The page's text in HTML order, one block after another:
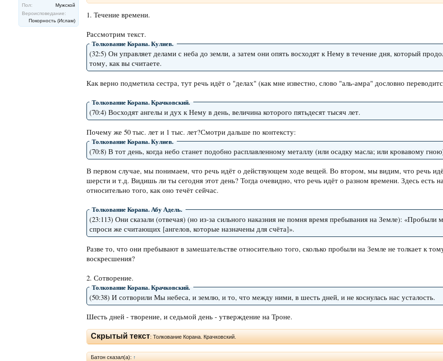
Пол:
Мужской
Вероисповедание:
Покорность (Ислам)
1. Течение времени.
Рассмотрим текст.
Толкование Корана. Кулиев.
(32:5) Он управляет делами с неба до земли, а затем они опять восходят к Нему в течение дня, который
тому, как вы считаете.
Как верно подметила сестра, тут речь идёт о "делах" (как мне известно, слово "аль-амра" дословно
Толкование Корана. Крачковский.
(70:4) Восходят ангелы и дух к Нему в день, величина которого пятьдесят тысяч лет.
Почему же 50 тыс. лет и 1 тыс. лет?Смотри дальше по контексту:
Толкование Корана. Кулиев.
(70:8) В тот день, когда небо станет подобно расплавленному металлу (или осадку масла; или кровавому
В первом случае, мы понимаем, что речь идёт о действующем ходе вещей. Во втором, мы видим, что речь
шерсти и т.д. Видишь ли ты сегодня этот день? Тогда очевидно, что речь идёт о разном времени. Здесь есть
относительно того, как оно течёт сейчас.
Толкование Корана. Абу Адель.
(23:113) Они сказали (отвечая) (но из-за сильного наказния не помня время пребывания на Земле): «Пробыли
спроси же считающих [ангелов, которые назначены для счёта]».
Разве то, что они пребывают в замешательстве относительно того, сколько пробыли на Земле не толкает к
воскресшения?
2. Сотворение.
Толкование Корана. Крачковский.
(50:38) И сотворили Мы небеса, и землю, и то, что между ними, в шесть дней, и не коснулась нас усталость.
Шесть дней - творение, и седьмой день - утверждение на Троне.
Скрытый текст: Толкование Корана. Крачковский.
Батон сказал(а): ↑